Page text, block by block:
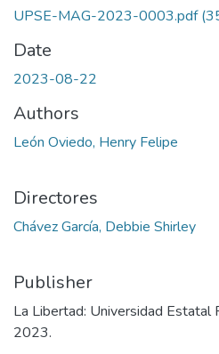
UPSE-MAG-2023-0003.pdf
Date
2023-08-22
Authors
León Oviedo, Henry Felipe
Directores
Chávez García, Debbie Shirley
Publisher
La Libertad: Universidad Estatal
2023.